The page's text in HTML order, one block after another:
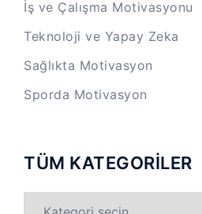
İş ve Çalışma Motivasyonu
Teknoloji ve Yapay Zeka
Sağlıkta Motivasyon
Sporda Motivasyon
TÜM KATEGORİLER